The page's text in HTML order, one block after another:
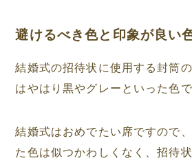
避けるべき色と印象が良い
結婚式の招待状に使用する封筒
はやはり黒やグレーといった色で
結婚式はおめでたい席ですので
た色は似つかわしくなく、招待